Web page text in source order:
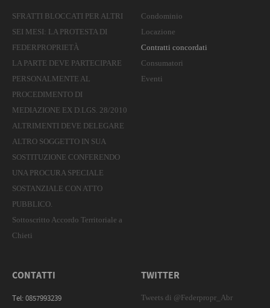
SFRATTI BLOCCATI PER ALTRI
SEI MESI: LA PROTESTA DI
FEDERPROPRIETÀ
LA PARTE DEVE PARTECIPARE
PERSONALMENTE AL
PROCEDIMENTO DI
MEDIAZIONE EX D.LGS. 28/2010
ALTRIMENTI DEVE DELEGARE
ALTRO SOGGETTO IN SUA
SOSTITUZIONE CONFERENDO
UNA PROCURA SPECIALE
SOSTANZIALE CON ATTO
PUBBLICO.
Sottoscritto Accordo Territoriale a
Chieti
Condominio
Locazione
Contratti concordati
Consumatori
Eventi
CONTATTI
Tel: 0857993239
TWITTER
Tweets di @Federpropr_Abr